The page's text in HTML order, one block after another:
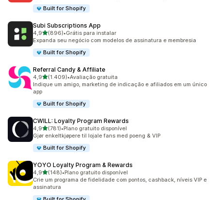
Built for Shopify
Subi Subscriptions App
4,9de 5 estrelas
(896)
896 avaliações ao todo
•Grátis para instalar
Expanda seu negócio com modelos de assinatura e membresia
Built for Shopify
Referral Candy & Affiliate
4,9de 5 estrelas
(1.409)
1409 avaliações ao todo
•Avaliação gratuita
Indique um amigo, marketing de indicação e afiliados em um único
app
Built for Shopify
CWILL: Loyalty Program Rewards
4,9de 5 estrelas
(781)
781 avaliações ao todo
•Plano gratuito disponível
Gjør enkeltkjøpere til lojale fans med poeng & VIP
Built for Shopify
YOYO Loyalty Program & Rewards
4,9de 5 estrelas
(148)
148 avaliações ao todo
•Plano gratuito disponível
Crie um programa de fidelidade com pontos, cashback, níveis VIP e
assinatura